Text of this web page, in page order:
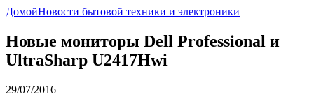
ДомойНовости бытовой техники и электроники
Новые мониторы Dell Professional и
UltraSharp U2417Hwi
29/07/2016